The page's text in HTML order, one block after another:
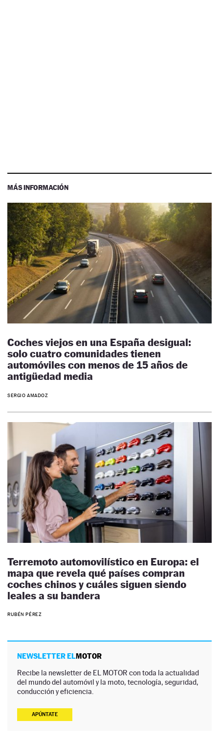
MÁS INFORMACIÓN
Coches viejos en una España desigual:
solo cuatro comunidades tienen
automóviles con menos de 15 años de
antigüedad media
SERGIO AMADOZ
Terremoto automovilístico en Europa: el
mapa que revela qué países compran
coches chinos y cuáles siguen siendo
leales a su bandera
RUBÉN PÉREZ
NEWSLETTER ELMOTOR
Recibe la newsletter de EL MOTOR con toda la actualidad
del mundo del automóvil y la moto, tecnología, seguridad,
conducción y eficiencia.
APÚNTATE